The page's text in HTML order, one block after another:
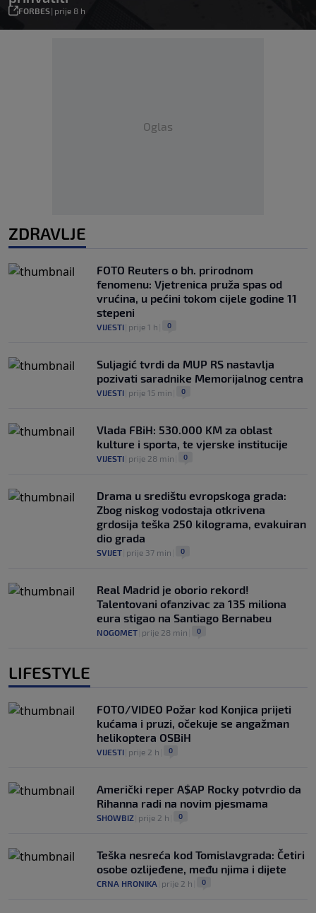
FORBES| prije 8 h
Oglas
ZDRAVLJE
FOTO Reuters o bh. prirodnom
fenomenu: Vjetrenica pruža spas od
vrućina, u pećini tokom cijele godine 11
stepeni
VIJESTI prije 1 h 0
Suljagić tvrdi da MUP RS nastavlja
pozivati saradnike Memorijalnog centra
VIJESTI prije 15 min 0
Vlada FBiH: 530.000 KM za oblast
kulture i sporta, te vjerske institucije
VIJESTI prije 28 min 0
Drama u središtu evropskoga grada:
Zbog niskog vodostaja otkrivena
grdosija teška 250 kilograma, evakuiran
dio grada
SVIJET prije 37 min 0
Real Madrid je oborio rekord!
Talentovani ofanzivac za 135 miliona
eura stigao na Santiago Bernabeu
NOGOMET prije 28 min 0
LIFESTYLE
FOTO/VIDEO Požar kod Konjica prijeti
kućama i pruzi, očekuje se angažman
helikoptera OSBiH
VIJESTI prije 2 h 0
Američki reper A$AP Rocky potvrdio da
Rihanna radi na novim pjesmama
SHOWBIZ prije 2 h 0
Teška nesreća kod Tomislavgrada: Četiri
osobe ozlijeđene, među njima i dijete
CRNA HRONIKA prije 2 h 0